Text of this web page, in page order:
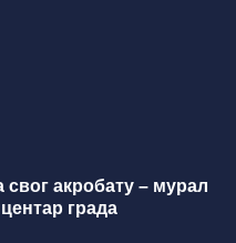
акробату – мурал
града